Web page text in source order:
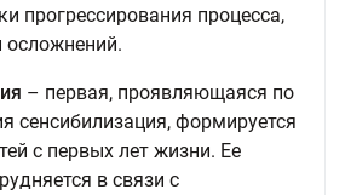
прогрессирования процесса,
осложнений.
– первая, проявляющаяся по
сенсибилизация, формируется
с первых лет жизни. Ее
в связи с